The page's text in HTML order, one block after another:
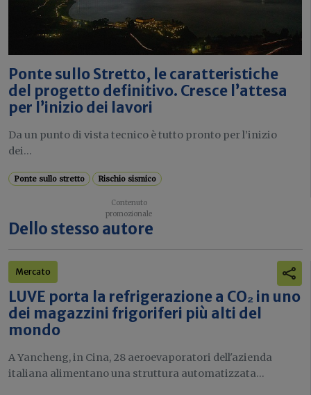
Ponte sullo Stretto, le caratteristiche
del progetto definitivo. Cresce l’attesa
per l’inizio dei lavori
Da un punto di vista tecnico è tutto pronto per l’inizio
dei...
Ponte sullo stretto Rischio sismico
Dello stesso autore
Mercato
LUVE porta la refrigerazione a CO₂ in uno
dei magazzini frigoriferi più alti del
mondo
A Yancheng, in Cina, 28 aeroevaporatori dell'azienda
italiana alimentano una struttura automatizzata...